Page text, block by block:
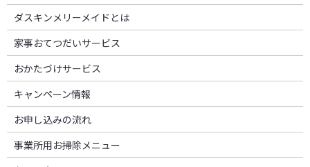
ダスキンメリーメイドとは
家事おてつだいサービス
おかたづけサービス
キャンペーン情報
お申し込みの流れ
事業所用お掃除メニュー